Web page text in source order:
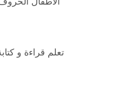
تعلم قراءة و